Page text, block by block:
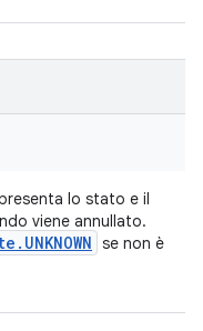
lo stato e il
viene annullato.
. UNKNOWN se non è